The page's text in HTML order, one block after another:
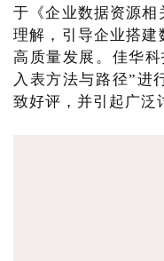
于《企业数据资源相
理解，引导企业搭
高质量发展。佳华
入表方法与路径”进
致好评，并引起广泛